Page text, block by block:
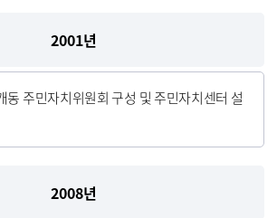
2001년
동 주민자치위원회 구성 및 주민자치센터 설
2008년